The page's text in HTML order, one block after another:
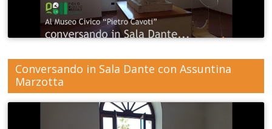
Conversando in Sala Dante con Assuntina
Marzotta